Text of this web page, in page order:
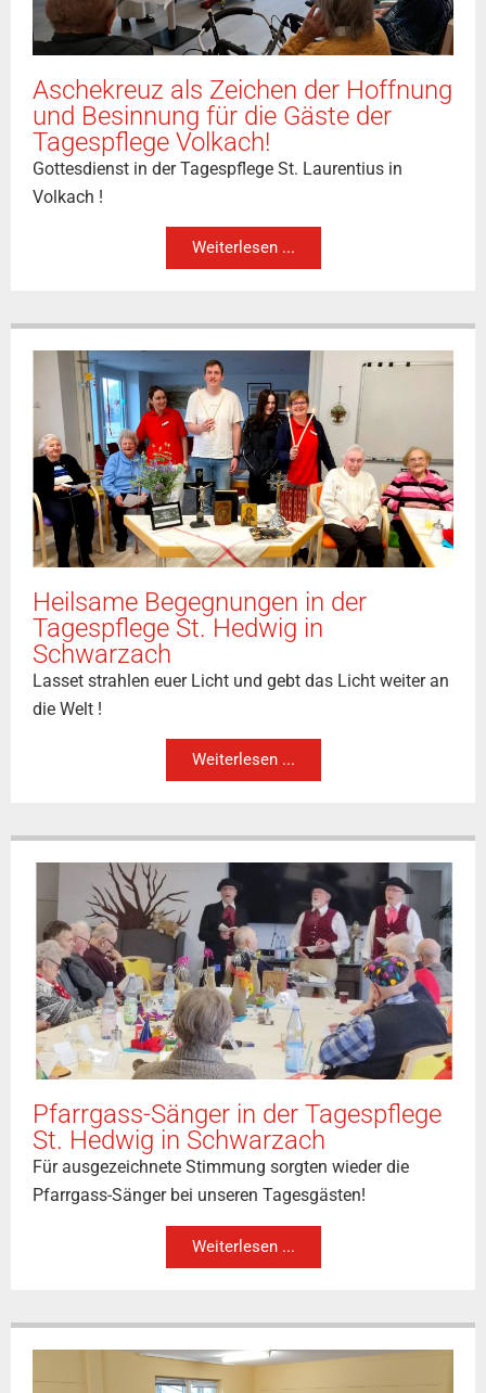
Aschekreuz als Zeichen der Hoffnung
und Besinnung für die Gäste der
Tagespflege Volkach!
Gottesdienst in der Tagespflege St. Laurentius in
Volkach !
Weiterlesen ...
Heilsame Begegnungen in der
Tagespflege St. Hedwig in
Schwarzach
Lasset strahlen euer Licht und gebt das Licht weiter an
die Welt !
Weiterlesen ...
Pfarrgass-Sänger in der Tagespflege
St. Hedwig in Schwarzach
Für ausgezeichnete Stimmung sorgten wieder die
Pfarrgass-Sänger bei unseren Tagesgästen!
Weiterlesen ...